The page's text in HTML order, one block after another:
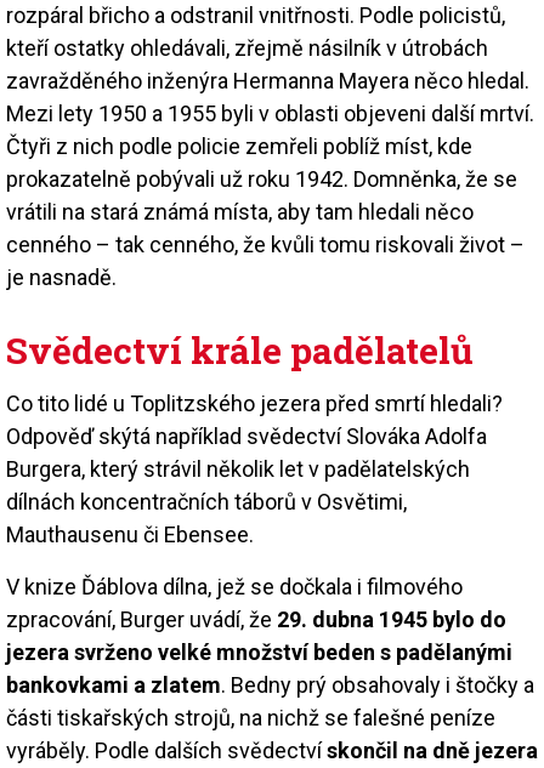
rozpáral břicho a odstranil vnitřnosti. Podle policistů,
kteří ostatky ohledávali, zřejmě násilník v útrobách
zavražděného inženýra Hermanna Mayera něco hledal.
Mezi lety 1950 a 1955 byli v oblasti objeveni další mrtví.
Čtyři z nich podle policie zemřeli poblíž míst, kde
prokazatelně pobývali už roku 1942. Domněnka, že se
vrátili na stará známá místa, aby tam hledali něco
cenného – tak cenného, že kvůli tomu riskovali život –
je nasnadě.
Svědectví krále padělatelů
Co tito lidé u Toplitzského jezera před smrtí hledali?
Odpověď skýtá například svědectví Slováka Adolfa
Burgera, který strávil několik let v padělatelských
dílnách koncentračních táborů v Osvětimi,
Mauthausenu či Ebensee.
V knize Ďáblova dílna, jež se dočkala i filmového
zpracování, Burger uvádí, že 29. dubna 1945 bylo do
jezera svrženo velké množství beden s padělanými
bankovkami a zlatem. Bedny prý obsahovaly i štočky a
části tiskařských strojů, na nichž se falešné peníze
vyráběly. Podle dalších svědectvískončil na dně jezera